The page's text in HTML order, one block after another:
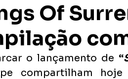
Of
o lançamento de “
compartilham